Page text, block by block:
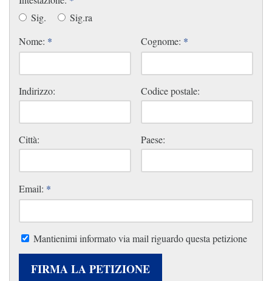
Sig.
Sig.ra
Nome: * Cognome: *
Indirizzo: Codice postale:
Città: Paese:
Email: *
Mantienimi informato via mail riguardo questa petizione
FIRMA LA PETIZIONE